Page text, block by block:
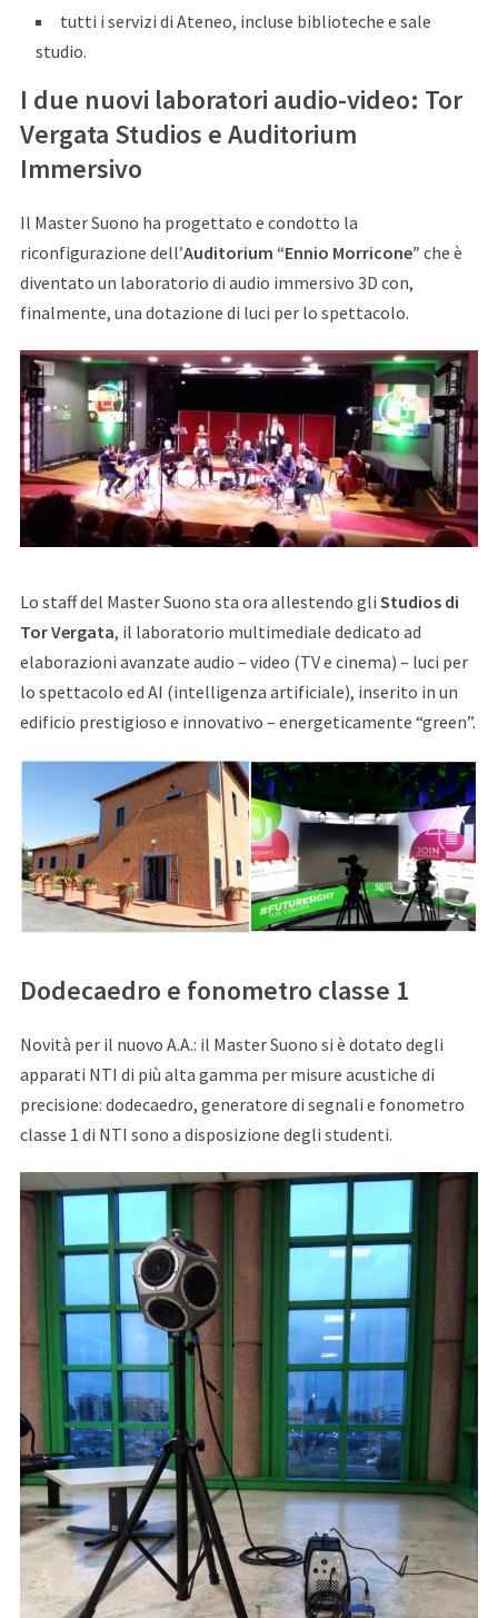
tutti i servizi di Ateneo, incluse biblioteche e sale
studio.
I due nuovi laboratori audio-video: Tor
Vergata Studios e Auditorium
Immersivo
Il Master Suono ha progettato e condotto la
riconfigurazione dell’Auditorium “Ennio Morricone” che è
diventato un laboratorio di audio immersivo 3D con,
finalmente, una dotazione di luci per lo spettacolo.
Lo staff del Master Suono sta ora allestendo gli Studios di
Tor Vergata, il laboratorio multimediale dedicato ad
elaborazioni avanzate audio – video (TV e cinema) – luci per
lo spettacolo ed AI (intelligenza artificiale), inserito in un
edificio prestigioso e innovativo – energeticamente “green”.
Dodecaedro e fonometro classe 1
Novità per il nuovo A.A.: il Master Suono si è dotato degli
apparati NTI di più alta gamma per misure acustiche di
precisione: dodecaedro, generatore di segnali e fonometro
classe 1 di NTI sono a disposizione degli studenti.